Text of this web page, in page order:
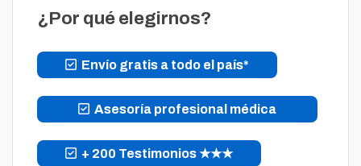
¿Por qué elegirnos?
Envío gratis a todo el país*
Asesoría profesional médica
+ 200 Testimonios ★★★